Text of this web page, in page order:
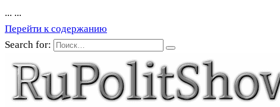
... ...
Перейти к содержанию
Search for: